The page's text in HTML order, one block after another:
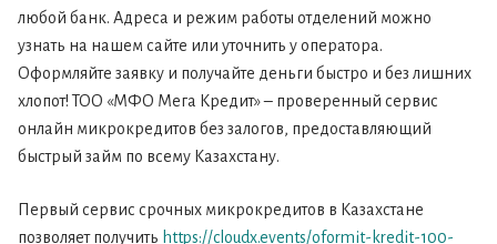
любой банк. Адреса и режим работы отделений можно
узнать на нашем сайте или уточнить у оператора.
Оформляйте заявку и получайте деньги быстро и без лишних
хлопот! ТОО «МФО Мега Кредит» – проверенный сервис
онлайн микрокредитов без залогов, предоставляющий
быстрый займ по всему Казахстану.
Первый сервис срочных микрокредитов в Казахстане
позволяет получить https://cloudx.events/oformit-kredit-100-